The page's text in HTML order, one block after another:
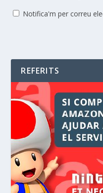
Notifica'm per correu
REFERITS